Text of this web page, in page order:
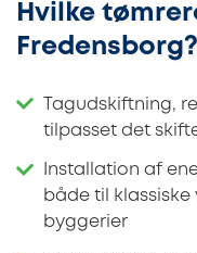
Hvilke
Fredensborg?
Tagudskiftning,
tilpasset det
Installation af
både til
byggerier